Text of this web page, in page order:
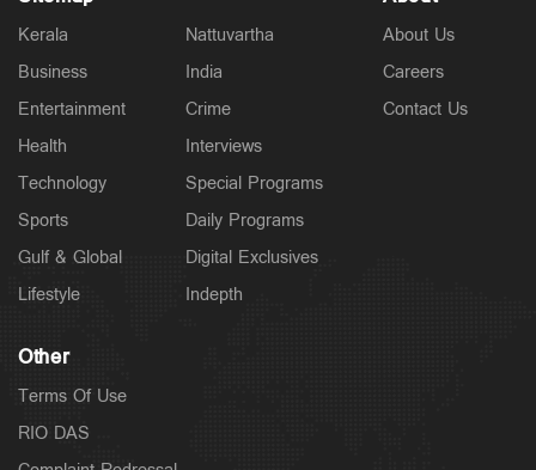
Latest
സ്‌കൂബ അംഗങ്ങളുടെ എണ്ണം കൂട്ടും
3 hours ago
Kerala
Business
Entertainment
Health
Technology
Sports
Gulf & Global
Lifestyle
Nattuvartha
India
Crime
Interviews
Special Programs
Daily Programs
Digital Exclusives
Indepth
About Us
Careers
Contact Us
Other
Terms Of Use
RIO DAS